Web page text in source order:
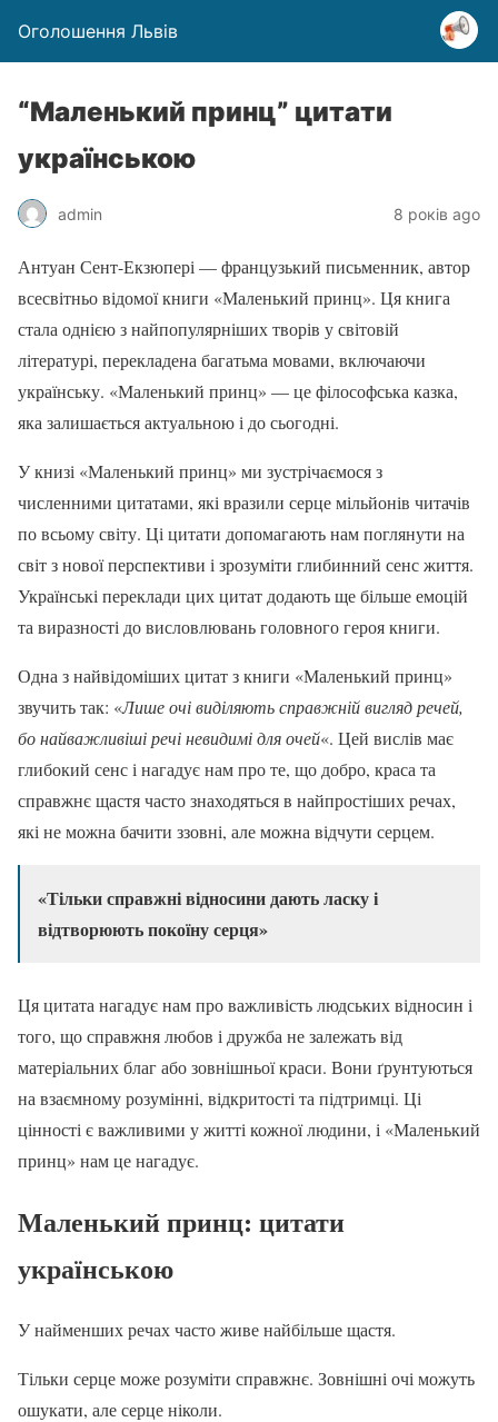
Оголошення Львів
“Маленький принц” цитати
українською
admin 8 років ago
Антуан Сент-Екзюпері — французький письменник, автор
всесвітньо відомої книги «Маленький принц». Ця книга
стала однією з найпопулярніших творів у світовій
літературі, перекладена багатьма мовами, включаючи
українську. «Маленький принц» — це філософська казка,
яка залишається актуальною і до сьогодні.
У книзі «Маленький принц» ми зустрічаємося з
численними цитатами, які вразили серце мільйонів читачів
по всьому світу. Ці цитати допомагають нам поглянути на
світ з нової перспективи і зрозуміти глибинний сенс життя.
Українські переклади цих цитат додають ще більше емоцій
та виразності до висловлювань головного героя книги.
Одна з найвідоміших цитат з книги «Маленький принц»
звучить так: «Лише очі виділяють справжній вигляд речей,
бо найважливіші речі невидимі для очей«. Цей вислів має
глибокий сенс і нагадує нам про те, що добро, краса та
справжнє щастя часто знаходяться в найпростіших речах,
які не можна бачити ззовні, але можна відчути серцем.
«Тільки справжні відносини дають ласку і
відтворюють покоїну серця»
Ця цитата нагадує нам про важливість людських відносин і
того, що справжня любов і дружба не залежать від
матеріальних благ або зовнішньої краси. Вони ґрунтуються
на взаємному розумінні, відкритості та підтримці. Ці
цінності є важливими у житті кожної людини, і «Маленький
принц» нам це нагадує.
Маленький принц: цитати
українською
У найменших речах часто живе найбільше щастя.
Тільки серце може розуміти справжнє. Зовнішні очі можуть
ошукати, але серце ніколи.